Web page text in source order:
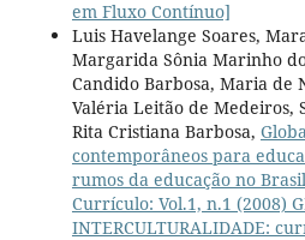
em Fluxo Contínuo]
Luis Havelange Soares,
Margarida Sônia Marinho
Candido Barbosa, Maria de
Valéria Leitão de Medeiros,
Rita Cristiana Barbosa,
contemporâneos para
rumos da educação no Brasil
Currículo: Vol.1, n.1 (2008)
INTERCULTURALIDADE: